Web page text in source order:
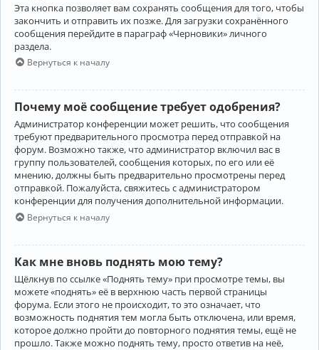
Эта кнопка позволяет вам сохранять сообщения для того, чтобы
закончить и отправить их позже. Для загрузки сохранённого
сообщения перейдите в параграф «Черновики» личного
раздела.
Вернуться к началу
Почему моё сообщение требует одобрения?
Администратор конференции может решить, что сообщения
требуют предварительного просмотра перед отправкой на
форум. Возможно также, что администратор включил вас в
группу пользователей, сообщения которых, по его или её
мнению, должны быть предварительно просмотрены перед
отправкой. Пожалуйста, свяжитесь с администратором
конференции для получения дополнительной информации.
Вернуться к началу
Как мне вновь поднять мою тему?
Щёлкнув по ссылке «Поднять тему» при просмотре темы, вы
можете «поднять» её в верхнюю часть первой страницы
форума. Если этого не происходит, то это означает, что
возможность поднятия тем могла быть отключена, или время,
которое должно пройти до повторного поднятия темы, ещё не
прошло. Также можно поднять тему, просто ответив на неё,